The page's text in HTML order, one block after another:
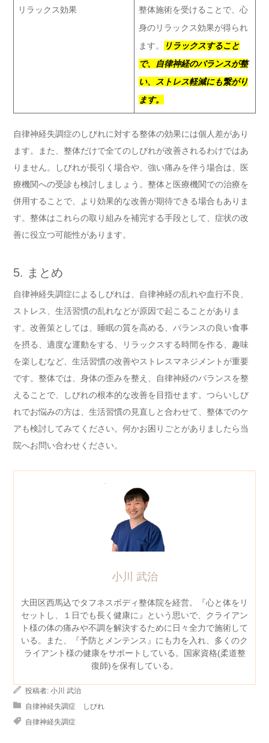
リラックス効果
整体施術を受けることで、心
身のリラックス効果が得られ
ます。
リラックスすること
で、自律神経のバランスが整
い、ストレス軽減にも繋がり
ます。
自律神経失調症のしびれに対する整体の効果には個人差があり
ます。また、整体だけで全てのしびれが改善されるわけではあ
りません。しびれが長引く場合や、強い痛みを伴う場合は、医
療機関への受診も検討しましょう。整体と医療機関での治療を
併用することで、より効果的な改善が期待できる場合もありま
す。整体はこれらの取り組みを補完する手段として、症状の改
善に役立つ可能性があります。
5. まとめ
自律神経失調症によるしびれは、自律神経の乱れや血行不良、
ストレス、生活習慣の乱れなどが原因で起こることがありま
す。改善策としては、睡眠の質を高める、バランスの良い食事
を摂る、適度な運動をする、リラックスする時間を作る、趣味
を楽しむなど、生活習慣の改善やストレスマネジメントが重要
です。整体では、身体の歪みを整え、自律神経のバランスを整
えることで、しびれの根本的な改善を目指せます。つらいしび
れでお悩みの方は、生活習慣の見直しと合わせて、整体でのケ
アも検討してみてください。何かお困りごとがありましたら当
院へお問い合わせください。
小川 武治
大田区西馬込でタフネスボディ整体院を経営。『心と体をリ
セットし、１日でも長く健康に』という思いで、クライアン
ト様の体の痛みや不調を解決するために日々全力で施術して
いる。また、『予防とメンテンス』にも力を入れ、多くのク
ライアント様の健康をサポートしている。国家資格(柔道整
復師)を保有している。
投稿者: 小川 武治
自律神経失調症 しびれ
自律神経失調症